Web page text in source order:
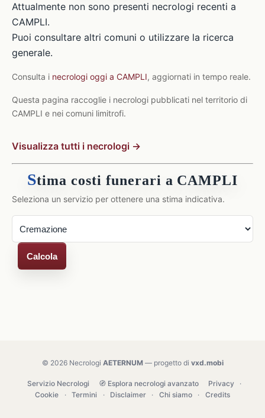
Attualmente non sono presenti necrologi recenti a
CAMPLI.
Puoi consultare altri comuni o utilizzare la ricerca
generale.
Consulta i necrologi oggi a CAMPLI, aggiornati in tempo reale.
Questa pagina raccoglie i necrologi pubblicati nel territorio di
CAMPLI e nei comuni limitrofi.
Visualizza tutti i necrologi →
Stima costi funerari a CAMPLI
Seleziona un servizio per ottenere una stima indicativa.
Calcola
© 2026 Necrologi AETERNUM— progetto di vxd.mobi
Servizio Necrologi 🧭 Esplora necrologi avanzato Privacy
·
Cookie
· Termini · Disclaimer · Chi siamo · Credits